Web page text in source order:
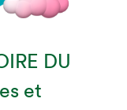
DU
et